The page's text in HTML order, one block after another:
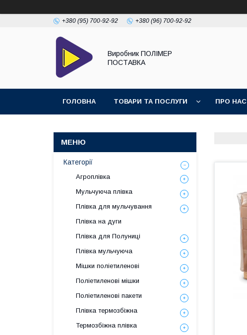
+380 (95) 700-92-92 +380 (96) 700-92-92
Виробник ПОЛІМЕР
ПОСТАВКА
ГОЛОВНА ТОВАРИ ТА ПОСЛУГИ ПРО НАС
Категорії
Агроплівка
Мульчуюча плівка
Плівка для мульчування
Плівка на дуги
Плівка для Полуниці
Плівка мульчуюча
Мішки поліетиленові
Поліетиленові мішки
Поліетиленові пакети
Плівка термозбіжна
Термозбіжна плівка